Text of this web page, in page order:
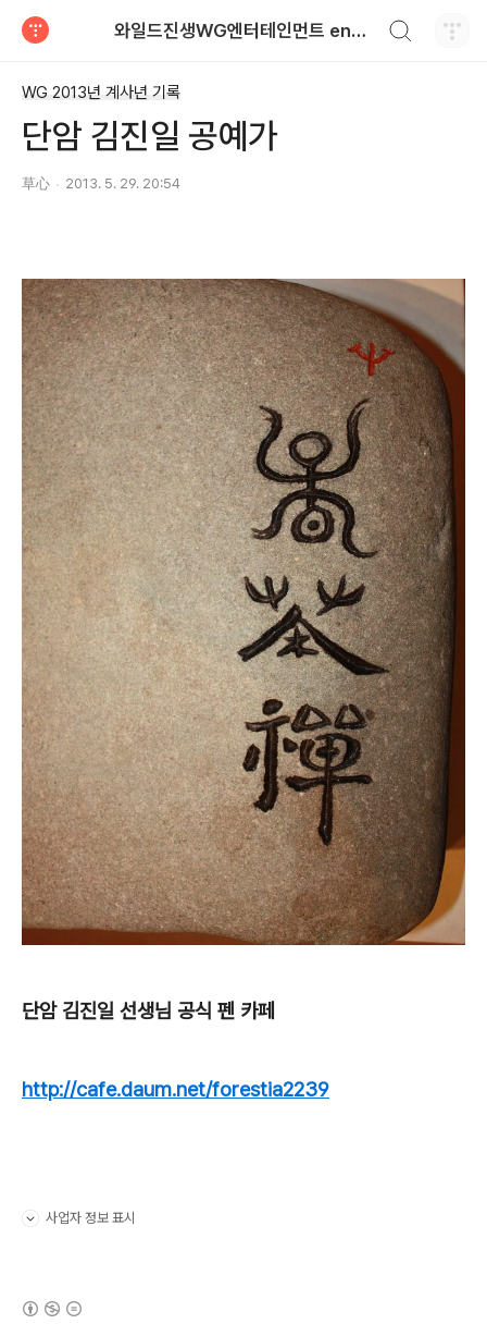
와일드진생WG엔터테인먼트 entertainment
WG 2013년 계사년 기록
단암 김진일 공예가
草心 2013. 5. 29. 20:54
단암 김진일 선생님 공식 펜 카페
http://cafe.daum.net/forestia2239
사업자 정보 표시